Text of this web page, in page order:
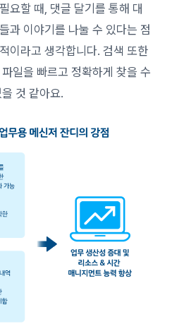
요할 때, 댓글 달기를 통해 대
과 이야기를 나눌 수 있다는 점
이라고 생각합니다. 검색 또한
일을 빠르고 정확하게 찾을 수
것 같아요.